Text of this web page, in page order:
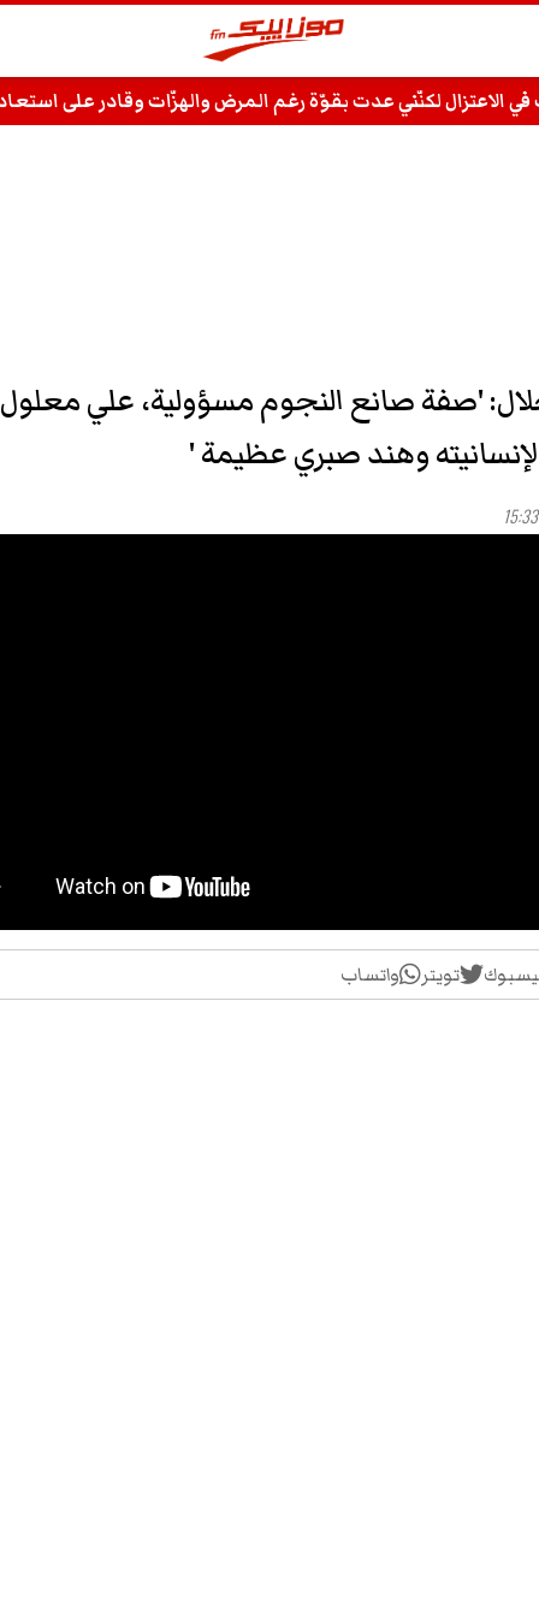
في الاعتزال لكنّني عدت بقوّة رغم المرض والهزّات وقادر على
'صفة صانع النجوم مسؤولية، علي معلول
وهند صبري عظيمة '
تويتر واتساب